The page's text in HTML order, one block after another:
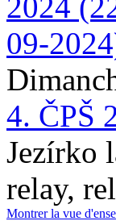
4. ČPŠ
Jezírko
relay,
Montrer la vue